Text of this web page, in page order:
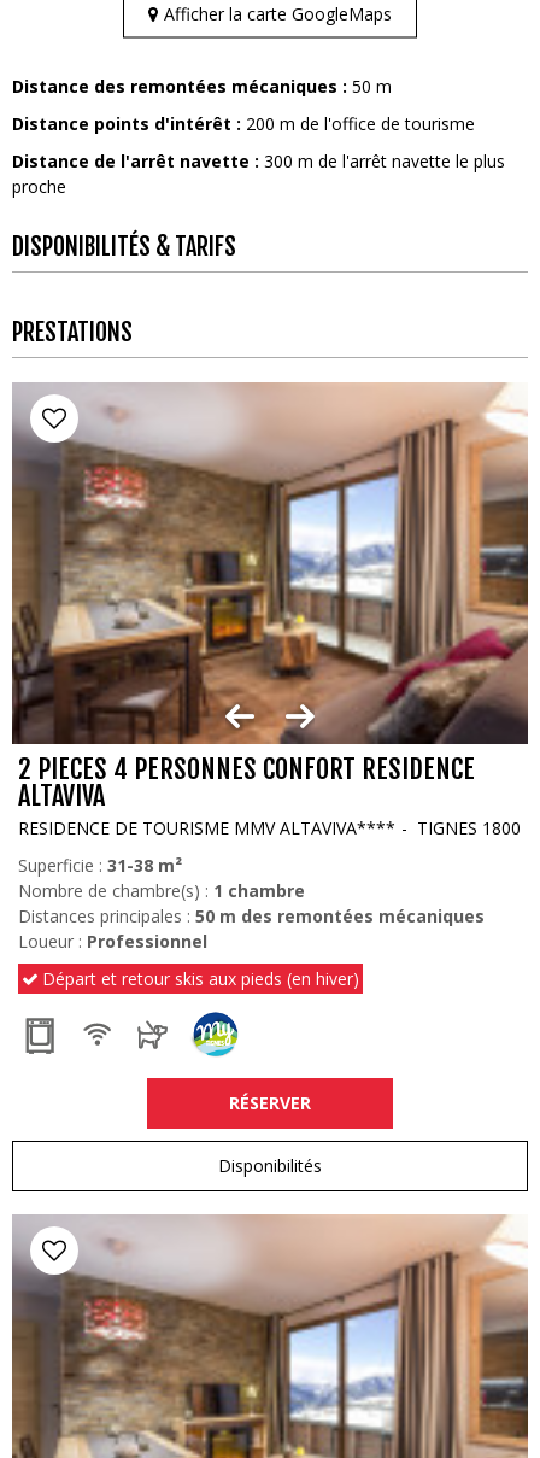
Afficher la carte GoogleMaps
Distance des remontées mécaniques : 50 m
Distance points d'intérêt : 200 m de l'office de tourisme
Distance de l'arrêt navette : 300 m de l'arrêt navette le plus
proche
DISPONIBILITÉS & TARIFS
PRESTATIONS
2 PIECES 4 PERSONNES CONFORT RESIDENCE
ALTAVIVA
RESIDENCE DE TOURISME MMV ALTAVIVA****
TIGNES 1800
Superficie : 31-38 m²
Nombre de chambre(s) : 1 chambre
Distances principales : 50 m des remontées mécaniques
Loueur : Professionnel
Départ et retour skis aux pieds (en hiver)
RÉSERVER
Disponibilités